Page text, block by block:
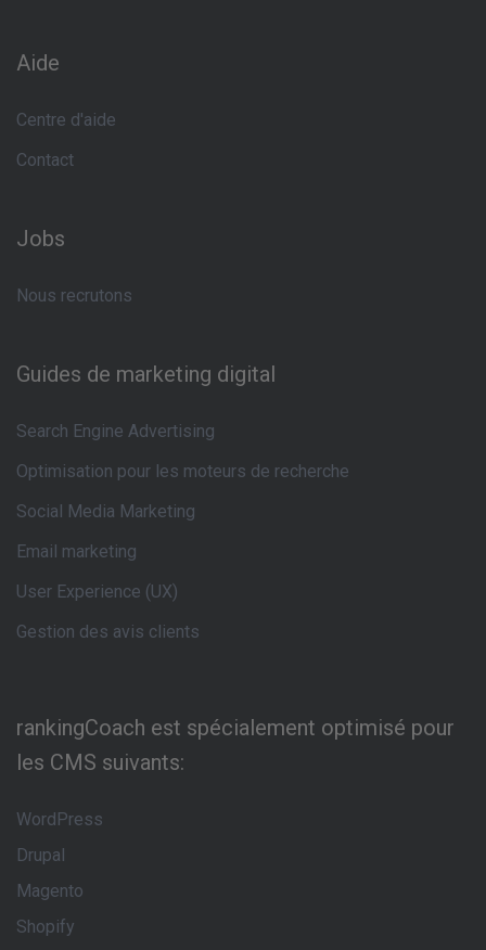
Aide
Centre d'aide
Contact
Jobs
Nous recrutons
Guides de marketing digital
Search Engine Advertising
Optimisation pour les moteurs de recherche
Social Media Marketing
Email marketing
User Experience (UX)
Gestion des avis clients
rankingCoach est spécialement optimisé pour
les CMS suivants:
WordPress
Drupal
Magento
Shopify